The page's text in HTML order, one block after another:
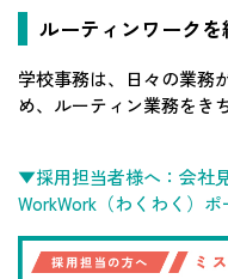
ルーティンワーク
学校事務は、日々の業務
め、ルーティン業務をき
▼採用担当者様へ：会社
WorkWork（わくわく）